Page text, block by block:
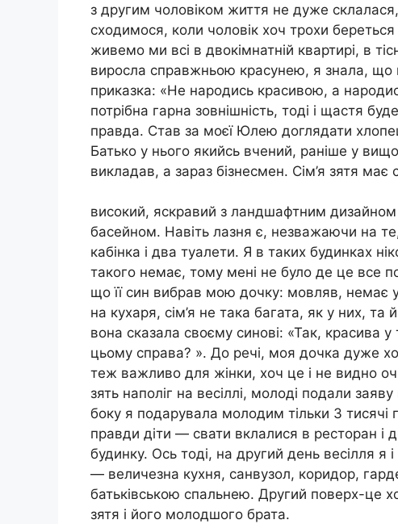
з другим чоловіком життя не дуже
сходимося, коли чоловік хоч трохи
живемо ми всі в двокімнатній квартирі, в
виросла справжньою красунею, я знала, що
приказка: «Не народись красивою, а
потрібна гарна зовнішність, тоді і щастя
правда. Став за моєї Юлею доглядати
Батько у нього якийсь вчений, раніше у
викладав, а зараз бізнесмен. Сім’я зятя
високий, яскравий з ландшафтним
басейном. Навіть лазня є, незважаючи на
кабінка і два туалети. Я в таких будинках
такого немає, тому мені не було де це все
що її син вибрав мою дочку: мовляв, немає
на кухаря, сім’я не така багата, як у них, та
вона сказала своєму синові: «Так, красива
цьому справа? ». До речі, моя дочка дуже
теж важливо для жінки, хоч це і не видно
зять наполіг на весіллі, молоді подали
боку я подарувала молодим тільки 3 тисячі
правди діти — свати вклалися в ресторан і
будинку. Ось тоді, на другий день весілля
— величезна кухня, санвузол, коридор,
батьківською спальнею. Другий поверх-це
зятя і його молодшого брата.